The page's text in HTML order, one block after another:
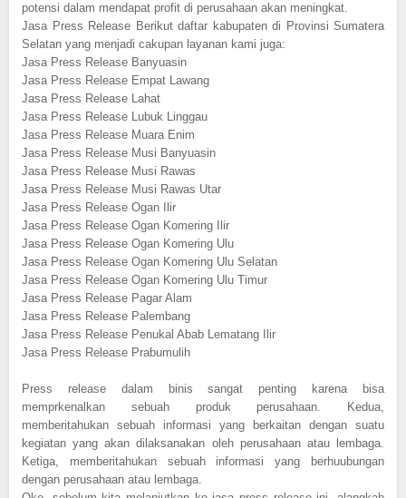
potensi dalam mendapat profit di perusahaan akan meningkat.
Jasa Press Release Berikut daftar kabupaten di Provinsi Sumatera
Selatan yang menjadi cakupan layanan kami juga:
Jasa Press Release Banyuasin
Jasa Press Release Empat Lawang
Jasa Press Release Lahat
Jasa Press Release Lubuk Linggau
Jasa Press Release Muara Enim
Jasa Press Release Musi Banyuasin
Jasa Press Release Musi Rawas
Jasa Press Release Musi Rawas Utar
Jasa Press Release Ogan Ilir
Jasa Press Release Ogan Komering Ilir
Jasa Press Release Ogan Komering Ulu
Jasa Press Release Ogan Komering Ulu Selatan
Jasa Press Release Ogan Komering Ulu Timur
Jasa Press Release Pagar Alam
Jasa Press Release Palembang
Jasa Press Release Penukal Abab Lematang Ilir
Jasa Press Release Prabumulih
Press release dalam binis sangat penting karena bisa
memprkenalkan sebuah produk perusahaan. Kedua,
memberitahukan sebuah informasi yang berkaitan dengan suatu
kegiatan yang akan dilaksanakan oleh perusahaan atau lembaga.
Ketiga, memberitahukan sebuah informasi yang berhuubungan
dengan perusahaan atau lembaga.